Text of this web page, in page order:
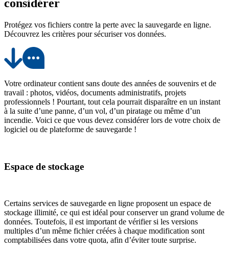
considérer
Protégez vos fichiers contre la perte avec la sauvegarde en ligne.
Découvrez les critères pour sécuriser vos données.
Votre ordinateur contient sans doute des années de souvenirs et de
travail : photos, vidéos, documents administratifs, projets
professionnels ! Pourtant, tout cela pourrait disparaître en un instant
à la suite d’une panne, d’un vol, d’un piratage ou même d’un
incendie. Voici ce que vous devez considérer lors de votre choix de
logiciel ou de plateforme de sauvegarde !
Espace de stockage
Certains services de sauvegarde en ligne proposent un espace de
stockage illimité, ce qui est idéal pour conserver un grand volume de
données. Toutefois, il est important de vérifier si les versions
multiples d’un même fichier créées à chaque modification sont
comptabilisées dans votre quota, afin d’éviter toute surprise.